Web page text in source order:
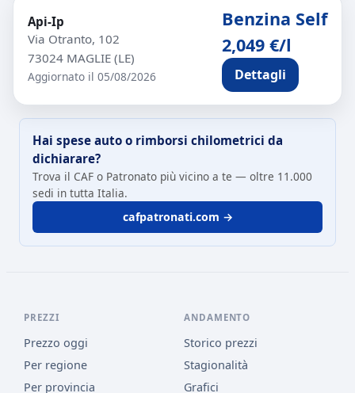
Api-Ip
Via Otranto, 102
73024 MAGLIE (LE)
Aggiornato il 05/08/2026
Benzina Self
2,049 €/l
Dettagli
Hai spese auto o rimborsi chilometrici da
dichiarare?
Trova il CAF o Patronato più vicino a te — oltre 11.000
sedi in tutta Italia.
cafpatronati.com →
PREZZI
Prezzo oggi
Per regione
Per provincia
ANDAMENTO
Storico prezzi
Stagionalità
Grafici